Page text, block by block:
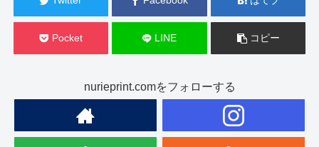
Pocket LINE コピー
nurieprint.comをフォローする